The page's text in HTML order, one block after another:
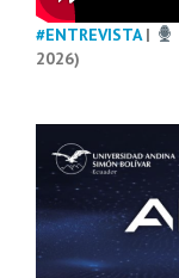
#ENTREVISTA|
2026)